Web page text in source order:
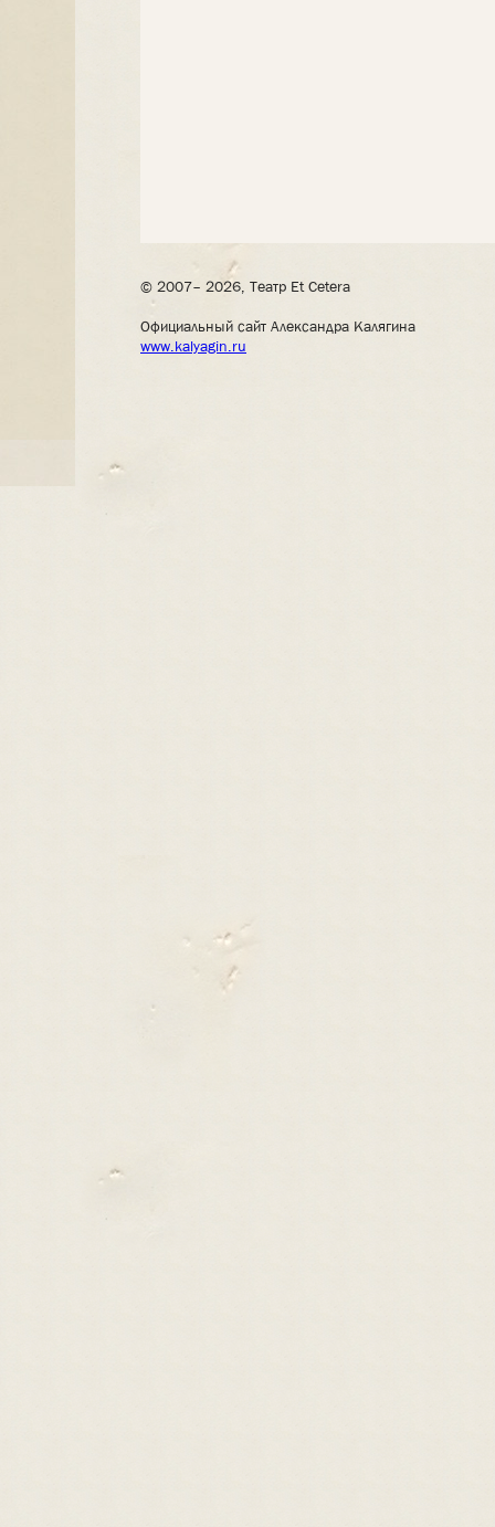
© 2007– 2026, Театр Et Cetera
Официальный сайт Александра Калягина
www.kalyagin.ru